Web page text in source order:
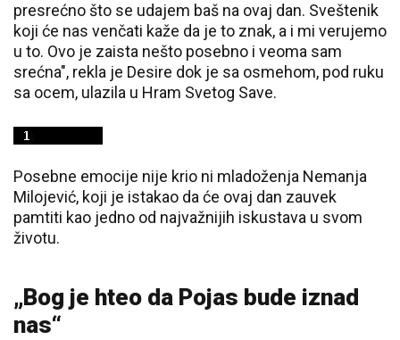
presrećno što se udajem baš na ovaj dan. Sveštenik
koji će nas venčati kaže da je to znak, a i mi verujemo
u to. Ovo je zaista nešto posebno i veoma sam
srećna", rekla je Desire dok je sa osmehom, pod ruku
sa ocem, ulazila u Hram Svetog Save.
Posebne emocije nije krio ni mladoženja Nemanja
Milojević, koji je istakao da će ovaj dan zauvek
pamtiti kao jedno od najvažnijih iskustava u svom
životu.
„Bog je hteo da Pojas bude iznad
nas“